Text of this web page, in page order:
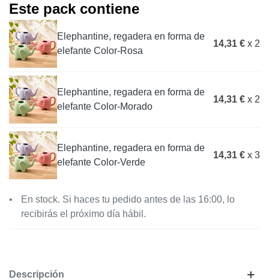
Este pack contiene
Elephantine, regadera en forma de
elefante Color-Rosa
14,31 € x 2
Elephantine, regadera en forma de
elefante Color-Morado
14,31 € x 2
Elephantine, regadera en forma de
elefante Color-Verde
14,31 € x 3
En stock. Si haces tu pedido antes de las 16:00, lo
recibirás el próximo día hábil.
Descripción